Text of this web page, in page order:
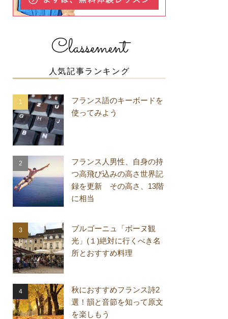
Classement
人気記事ランキング
フランス語のキーボードを
使ってみよう
フランス人男性、自身の持
つ高飛び込みの高さ世界記
録を更新 その高さ、13階
に相当
ブルゴーニュ「ボーヌ観
光」(１)絶対に行くべき名
所とおすすめ料理
秋におすすめフランス詩2
選！韻と音節を知って原文
を楽しもう